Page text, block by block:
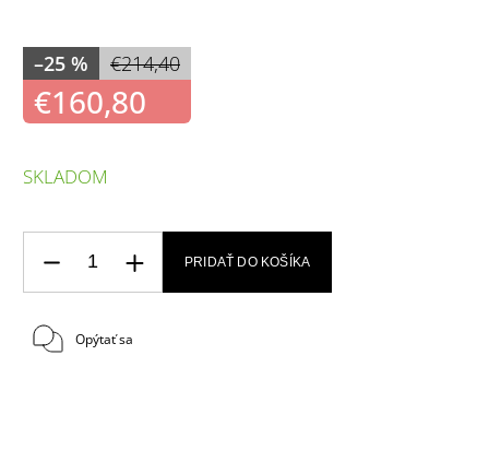
€214,40
–25 %
€160,80
SKLADOM
PRIDAŤ DO KOŠÍKA
Opýtať sa